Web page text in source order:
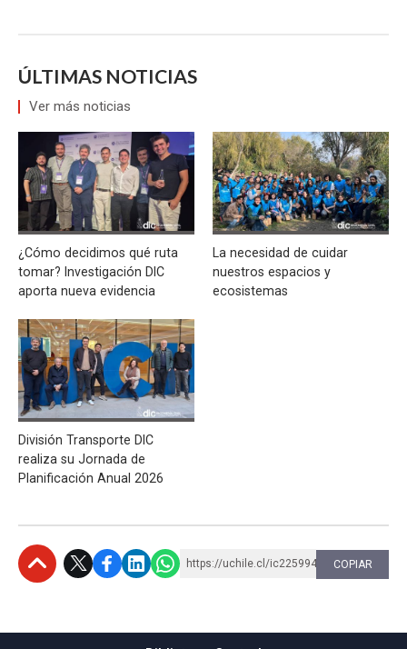
ÚLTIMAS NOTICIAS
Ver más noticias
¿Cómo decidimos qué ruta
tomar? Investigación DIC
aporta nueva evidencia
La necesidad de cuidar
nuestros espacios y
ecosistemas
División Transporte DIC
realiza su Jornada de
Planificación Anual 2026
https://uchile.cl/ic225994 COPIAR